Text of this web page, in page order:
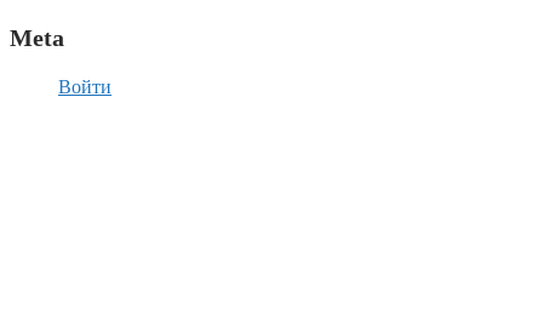
Meta
Войти